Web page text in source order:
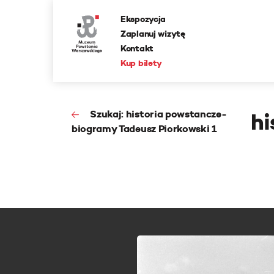
Ekspozycja
Zaplanuj wizytę
Kontakt
Kup bilety
Szukaj: historia powstancze-
biogramy Tadeusz Piorkowski 1